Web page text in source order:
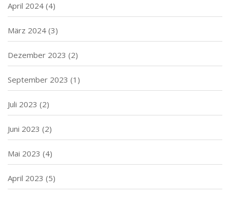
April 2024 (4)
März 2024 (3)
Dezember 2023 (2)
September 2023 (1)
Juli 2023 (2)
Juni 2023 (2)
Mai 2023 (4)
April 2023 (5)